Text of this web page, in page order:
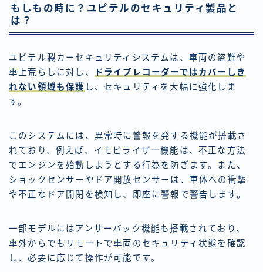
もしもの時に？ユピテルのセキュリティ製品と
は？
ユピテル製カーセキュリティシステムは、車両の盗難や
車上荒らしに対し、
ドライブレコーダーではカバーしき
れない領域も保護 し、セキュリティを大幅に強化しま
す。
このシステムには、異常時に警報を発する機能が搭載さ
れており、例えば、イモビライザー機能は、不正な方法
でエンジンを始動しようとする行為を防ぎます。また、
ショックセンサーやドア開放センサーは、車体への衝撃
や不正なドア開閉を検知し、即座に警報で警告します。
一部モデルにはアンサーバック機能も搭載されており、
車外からでもリモートで車両のセキュリティ状態を確認
し、必要に応じて操作が可能です。